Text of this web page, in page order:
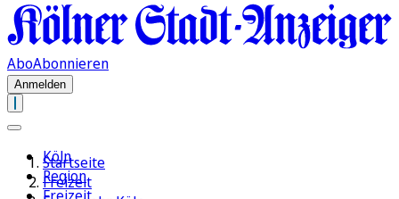
AboAbonnieren
Anmelden
Köln
Region
Startseite
Freizeit